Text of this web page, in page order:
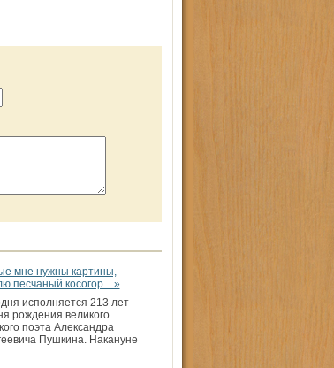
мне нужны картины,
песчаный косогор…»
исполняется 213 лет
рождения великого
поэта Александра
Пушкина. Накануне